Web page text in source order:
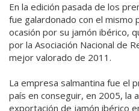
En la edición pasada de los
fue galardonado con el mismo
ocasión por su jamón ibérico,
por la Asociación Nacional de
mejor valorado de 2011.
La empresa salmantina fue el
país en conseguir, en 2005, la
exportación de jamón ibérico